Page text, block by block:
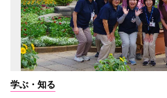
学ぶ・知る